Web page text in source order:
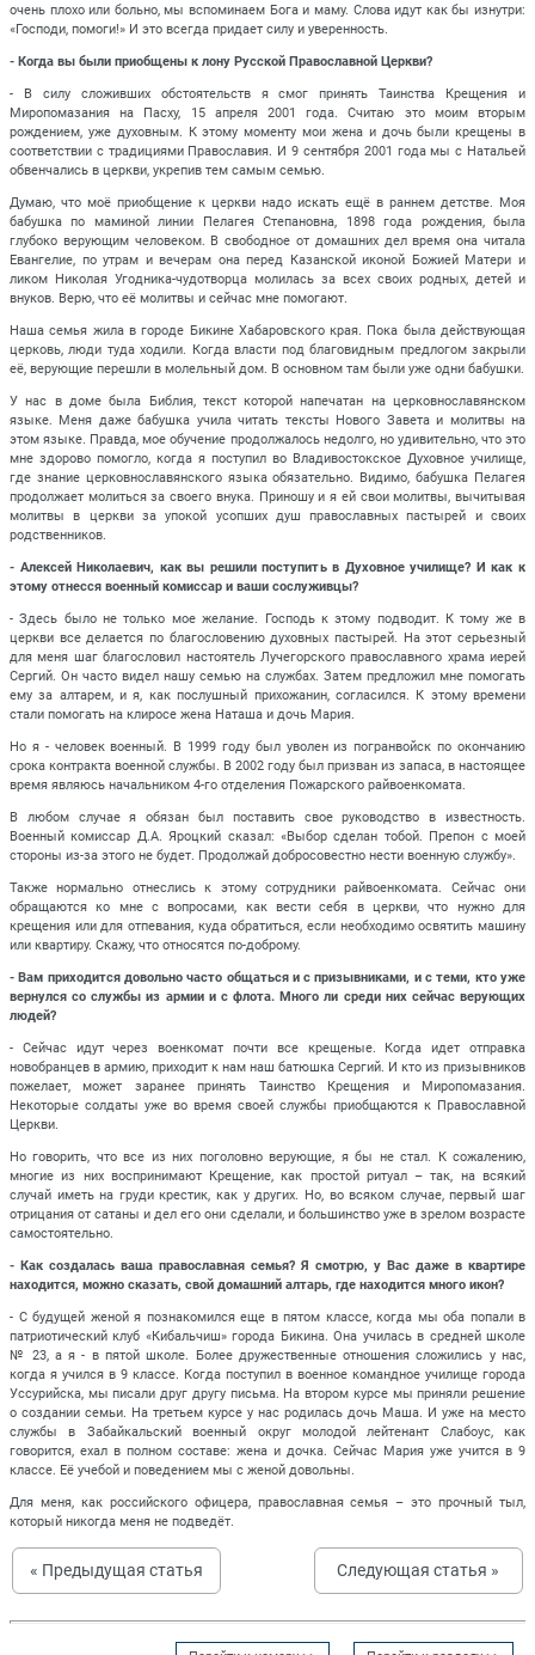
очень плохо или больно, мы вспоминаем Бога и маму. Слова идут как бы изнутри:
«Господи, помоги!» И это всегда придает силу и уверенность.
- Когда вы были приобщены к лону Русской Православной Церкви?
- В силу сложивших обстоятельств я смог принять Таинства Крещения и
Миропомазания на Пасху, 15 апреля 2001 года. Считаю это моим вторым
рождением, уже духовным. К этому моменту мои жена и дочь были крещены в
соответствии с традициями Православия. И 9 сентября 2001 года мы с Натальей
обвенчались в церкви, укрепив тем самым семью.
Думаю, что моё приобщение к церкви надо искать ещё в раннем детстве. Моя
бабушка по маминой линии Пелагея Степановна, 1898 года рождения, была
глубоко верующим человеком. В свободное от домашних дел время она читала
Евангелие, по утрам и вечерам она перед Казанской иконой Божией Матери и
ликом Николая Угодника-чудотворца молилась за всех своих родных, детей и
внуков. Верю, что её молитвы и сейчас мне помогают.
Наша семья жила в городе Бикине Хабаровского края. Пока была действующая
церковь, люди туда ходили. Когда власти под благовидным предлогом закрыли
её, верующие перешли в молельный дом. В основном там были уже одни бабушки.
У нас в доме была Библия, текст которой напечатан на церковнославянском
языке. Меня даже бабушка учила читать тексты Нового Завета и молитвы на
этом языке. Правда, мое обучение продолжалось недолго, но удивительно, что это
мне здорово помогло, когда я поступил во Владивостокское Духовное училище,
где знание церковнославянского языка обязательно. Видимо, бабушка Пелагея
продолжает молиться за своего внука. Приношу и я ей свои молитвы, вычитывая
молитвы в церкви за упокой усопших душ православных пастырей и своих
родственников.
- Алексей Николаевич, как вы решили поступить в Духовное училище? И как к
этому отнесся военный комиссар и ваши сослуживцы?
- Здесь было не только мое желание. Господь к этому подводит. К тому же в
церкви все делается по благословению духовных пастырей. На этот серьезный
для меня шаг благословил настоятель Лучегорского православного храма иерей
Сергий. Он часто видел нашу семью на службах. Затем предложил мне помогать
ему за алтарем, и я, как послушный прихожанин, согласился. К этому времени
стали помогать на клиросе жена Наташа и дочь Мария.
Но я - человек военный. В 1999 году был уволен из погранвойск по окончанию
срока контракта военной службы. В 2002 году был призван из запаса, в настоящее
время являюсь начальником 4-го отделения Пожарского райвоенкомата.
В любом случае я обязан был поставить свое руководство в известность.
Военный комиссар Д.А. Яроцкий сказал: «Выбор сделан тобой. Препон с моей
стороны из-за этого не будет. Продолжай добросовестно нести военную службу».
Также нормально отнеслись к этому сотрудники райвоенкомата. Сейчас они
обращаются ко мне с вопросами, как вести себя в церкви, что нужно для
крещения или для отпевания, куда обратиться, если необходимо освятить машину
или квартиру. Скажу, что относятся по-доброму.
- Вам приходится довольно часто общаться и с призывниками, и с теми, кто уже
вернулся со службы из армии и с флота. Много ли среди них сейчас верующих
людей?
- Сейчас идут через военкомат почти все крещеные. Когда идет отправка
новобранцев в армию, приходит к нам наш батюшка Сергий. И кто из призывников
пожелает, может заранее принять Таинство Крещения и Миропомазания.
Некоторые солдаты уже во время своей службы приобщаются к Православной
Церкви.
Но говорить, что все из них поголовно верующие, я бы не стал. К сожалению,
многие из них воспринимают Крещение, как простой ритуал – так, на всякий
случай иметь на груди крестик, как у других. Но, во всяком случае, первый шаг
отрицания от сатаны и дел его они сделали, и большинство уже в зрелом возрасте
самостоятельно.
- Как создалась ваша православная семья? Я смотрю, у Вас даже в квартире
находится, можно сказать, свой домашний алтарь, где находится много икон?
- С будущей женой я познакомился еще в пятом классе, когда мы оба попали в
патриотический клуб «Кибальчиш» города Бикина. Она училась в средней школе
№ 23, а я - в пятой школе. Более дружественные отношения сложились у нас,
когда я учился в 9 классе. Когда поступил в военное командное училище города
Уссурийска, мы писали друг другу письма. На втором курсе мы приняли решение
о создании семьи. На третьем курсе у нас родилась дочь Маша. И уже на место
службы в Забайкальский военный округ молодой лейтенант Слабоус, как
говорится, ехал в полном составе: жена и дочка. Сейчас Мария уже учится в 9
классе. Её учебой и поведением мы с женой довольны.
Для меня, как российского офицера, православная семья – это прочный тыл,
который никогда меня не подведёт.
« Предыдущая статья Следующая статья »